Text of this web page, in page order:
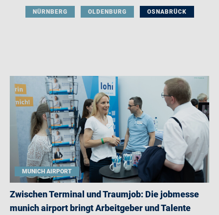
NÜRNBERG OLDENBURG OSNABRÜCK
MUNICH AIRPORT
Zwischen Terminal und Traumjob: Die jobmesse
munich airport bringt Arbeitgeber und Talente